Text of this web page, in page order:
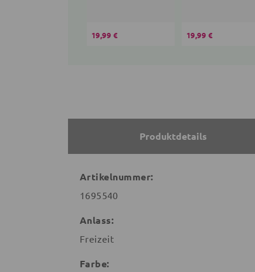
19,99 € 19,99 €
Produktdetails
Artikelnummer:
1695540
Anlass:
Freizeit
Farbe: